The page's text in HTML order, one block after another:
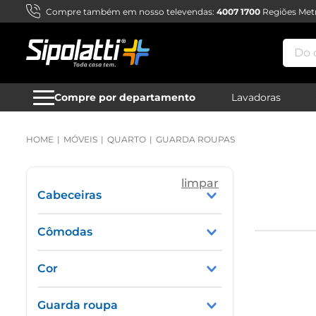
Compre também em nosso televendas: 4007 1700 Regiões
Do
Compre por departamento Lavadoras
MÓVEIS QUARTO GUARDA ROUPAS
Cabeceiras
Cômodas
Cor
Guarda roupa